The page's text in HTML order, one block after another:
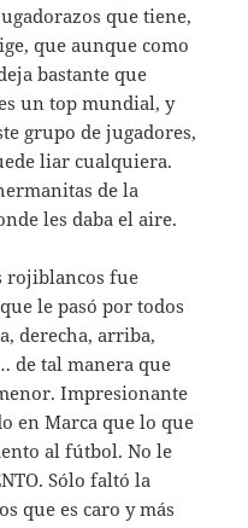
que tiene,
que aunque como
bastante que
un top mundial, y
grupo de jugadores,
liar cualquiera.
de la
les daba el aire.
rojiblancos fue
le pasó por todos
derecha, arriba,
de tal manera que
Impresionante
en Marca que lo que
al fútbol. No le
Sólo faltó la
que es caro y más